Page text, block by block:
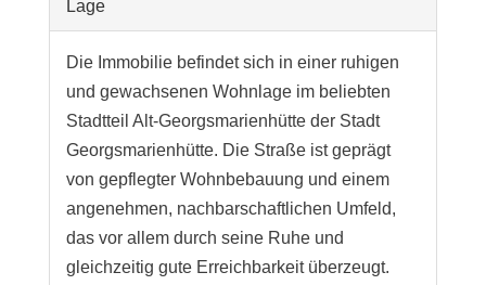
Lage
Die Immobilie befindet sich in einer ruhigen
und gewachsenen Wohnlage im beliebten
Stadtteil Alt-Georgsmarienhütte der Stadt
Georgsmarienhütte. Die Straße ist geprägt
von gepflegter Wohnbebauung und einem
angenehmen, nachbarschaftlichen Umfeld,
das vor allem durch seine Ruhe und
gleichzeitig gute Erreichbarkeit überzeugt.